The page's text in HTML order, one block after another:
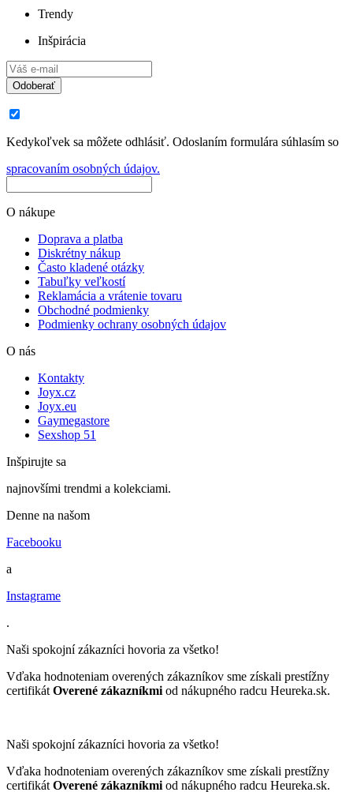
Trendy
Inšpirácia
Odoberať
Kedykoľvek sa môžete odhlásiť. Odoslaním formulára súhlasím so
spracovaním osobných údajov.
O nákupe
Doprava a platba
Diskrétny nákup
Často kladené otázky
Tabuľky veľkostí
Reklamácia a vrátenie tovaru
Obchodné podmienky
Podmienky ochrany osobných údajov
O nás
Kontakty
Joyx.cz
Joyx.eu
Gaymegastore
Sexshop 51
Inšpirujte sa
najnovšími trendmi a kolekciami.
Denne na našom
Facebooku
a
Instagrame
.
Naši spokojní zákazníci hovoria za všetko!
Vďaka hodnoteniam overených zákazníkov sme získali prestížny
certifikát Overené zákazníkmi od nákupného radcu Heureka.sk.
Naši spokojní zákazníci hovoria za všetko!
Vďaka hodnoteniam overených zákazníkov sme získali prestížny
certifikát Overené zákazníkmi od nákupného radcu Heureka.sk.